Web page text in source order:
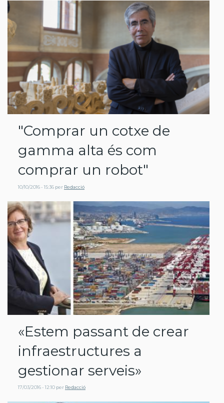
"Comprar un cotxe de
gamma alta és com
comprar un robot"
10/10/2016 - 15:36 per Redacció
«Estem passant de crear
infraestructures a
gestionar serveis»
17/03/2016 - 12:10 per Redacció